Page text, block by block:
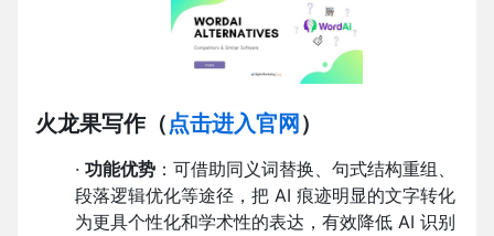
火龙果写作（点击进入官网 ）
· 功能优势 ：可借助同义词替换、句式结构重组、
段落逻辑优化等途径，把 AI 痕迹明显的文字转化
为更具个性化和学术性的表达，有效降低 AI 识别